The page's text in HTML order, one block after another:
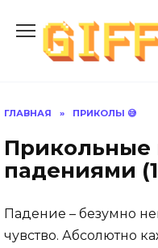
содержанию
ГЛАВНАЯ » ПРИКОЛЫ 😅
Прикольные
падениями
Падение – безумно
чувство. Абсолютно